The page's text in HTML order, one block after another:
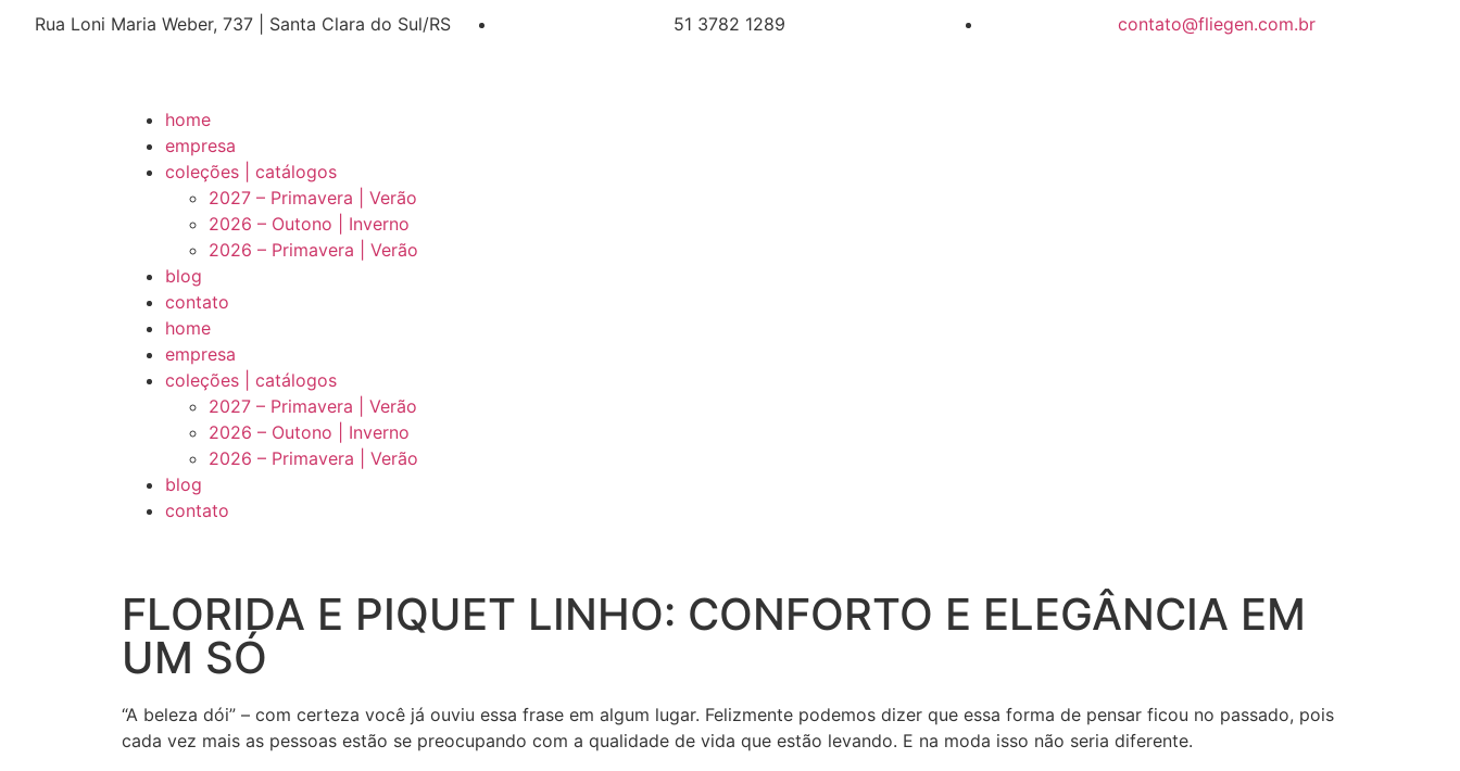
Rua Loni Maria Weber, 737 | Santa Clara do Sul/RS 51 3782 1289 contato@fliegen.com.br
home
empresa
coleções | catálogos
2027 – Primavera | Verão
2026 – Outono | Inverno
2026 – Primavera | Verão
blog
contato
home
empresa
coleções | catálogos
2027 – Primavera | Verão
2026 – Outono | Inverno
2026 – Primavera | Verão
blog
contato
FLORIDA E PIQUET LINHO: CONFORTO E ELEGÂNCIA EM
UM SÓ
“A beleza dói” – com certeza você já ouviu essa frase em algum lugar. Felizmente podemos dizer que essa forma de pensar ficou no passado, pois
cada vez mais as pessoas estão se preocupando com a qualidade de vida que estão levando. E na moda isso não seria diferente.